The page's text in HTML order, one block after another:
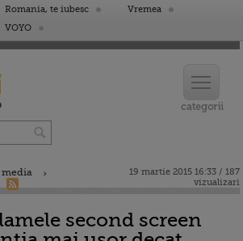
Romania, te iubesc
Vremea
VOYO
19 martie 2015 16:33 / 187
vizualizari
second screen